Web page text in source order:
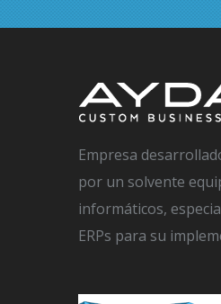
Empresa
por un solvente
informáticos,
ERPs para su